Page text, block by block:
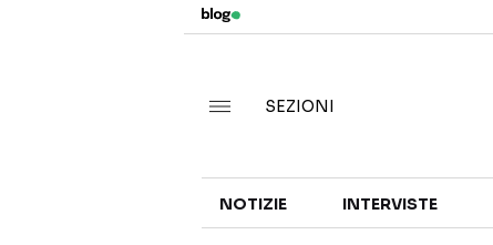
SEZIONI
NOTIZIE INTERVISTE